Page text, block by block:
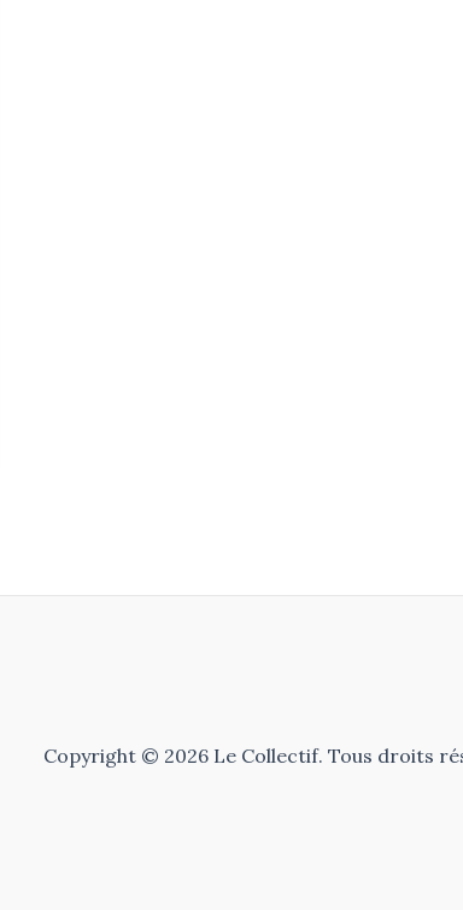
Copyright © 2026 Le Collectif. Tous droits